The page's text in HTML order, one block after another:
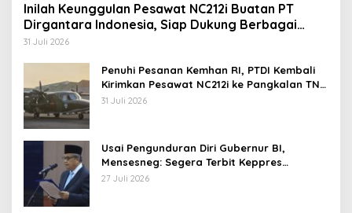
Inilah Keunggulan Pesawat NC212i Buatan PT
Dirgantara Indonesia, Siap Dukung Berbagai
Operasi TNI
31 Juli 2026
Penuhi Pesanan Kemhan RI, PTDI Kembali
Kirimkan Pesawat NC212i ke Pangkalan TNI
AU
31 Juli 2026
Usai Pengunduran Diri Gubernur BI,
Mensesneg: Segera Terbit Keppres
Pemberhentian dengan Hormat
27 Juli 2026